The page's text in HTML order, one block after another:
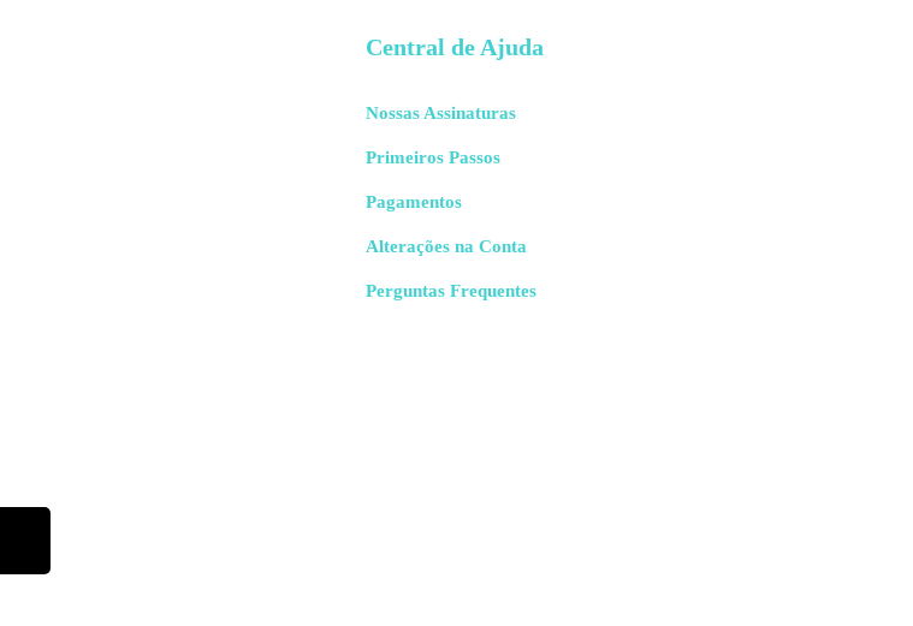
Central de Ajuda
Nossas Assinaturas
Primeiros Passos
Pagamentos
Alterações na Conta
Perguntas Frequentes